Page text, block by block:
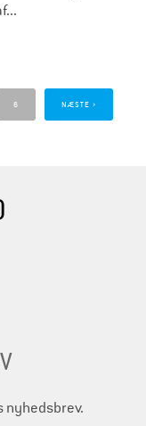
6 NÆSTE ›
nyhedsbrev.